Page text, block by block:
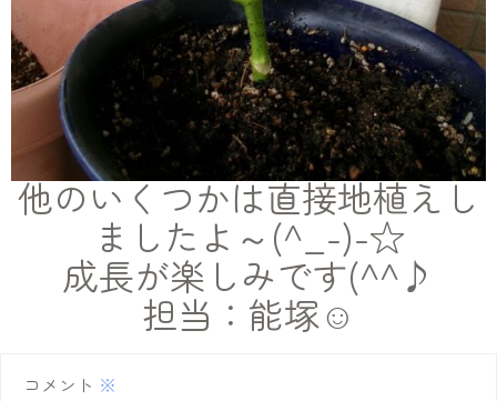
他のいくつかは直接地植えし
ましたよ～(^_-)-☆
成長が楽しみです(^^♪
担当：能塚☺
コメント ※